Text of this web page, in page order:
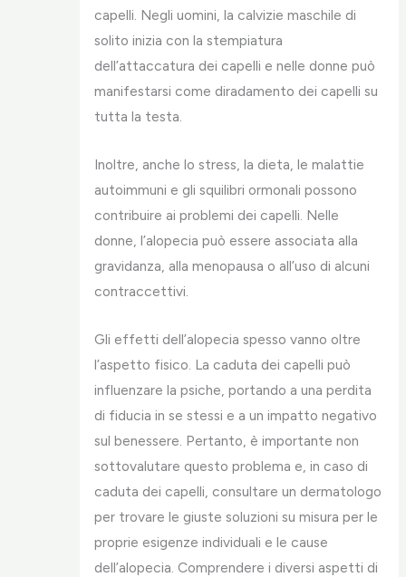
capelli. Negli uomini, la calvizie maschile di
solito inizia con la stempiatura
dell’attaccatura dei capelli e nelle donne può
manifestarsi come diradamento dei capelli su
tutta la testa.
Inoltre, anche lo stress, la dieta, le malattie
autoimmuni e gli squilibri ormonali possono
contribuire ai problemi dei capelli. Nelle
donne, l’alopecia può essere associata alla
gravidanza, alla menopausa o all’uso di alcuni
contraccettivi.
Gli effetti dell’alopecia spesso vanno oltre
l’aspetto fisico. La caduta dei capelli può
influenzare la psiche, portando a una perdita
di fiducia in se stessi e a un impatto negativo
sul benessere. Pertanto, è importante non
sottovalutare questo problema e, in caso di
caduta dei capelli, consultare un dermatologo
per trovare le giuste soluzioni su misura per le
proprie esigenze individuali e le cause
dell’alopecia. Comprendere i diversi aspetti di